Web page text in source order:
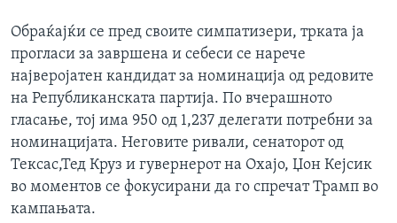
Обраќајќи се пред своите симпатизери, трката ја
прогласи за завршена и себеси се нарече
најверојатен кандидат за номинација од редовите
на Републиканската партија. По вчерашното
гласање, тој има 950 од 1,237 делегати потребни за
номинацијата. Неговите ривали, сенаторот од
Тексас,Тед Круз и гувернерот на Охајо, Џон Кејсик
во моментов се фокусирани да го спречат Трамп во
кампањата.